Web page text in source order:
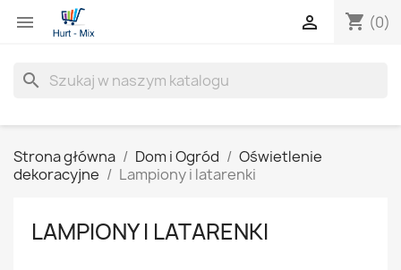
 shopping_cart (0)

search
Strona główna Dom i Ogród
Oświetlenie
dekoracyjne
Lampiony i latarenki
LAMPIONY I LATARENKI